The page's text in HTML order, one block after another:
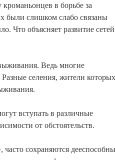
в борьбе за
были слишком слабо связаны
Что объясняет развитие сетей
Ведь многие
селения, жители
вступать в различные
от обстоятельств.
сохраняются